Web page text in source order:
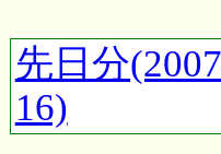
先日分
16)